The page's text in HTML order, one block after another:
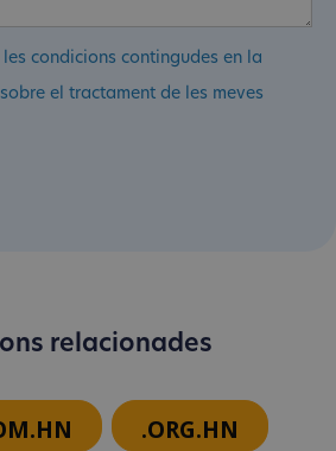
condicions contingudes en la
el tractament de les meves
relacionades
.ORG.HN